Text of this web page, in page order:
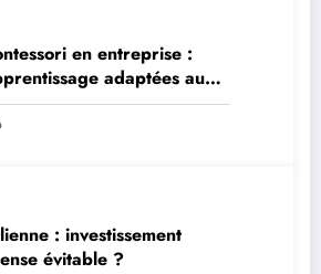
en entreprise :
adaptées aux
: investissement
évitable ?